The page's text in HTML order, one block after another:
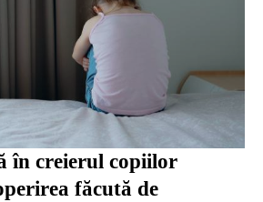
în creierul copiilor
făcută de